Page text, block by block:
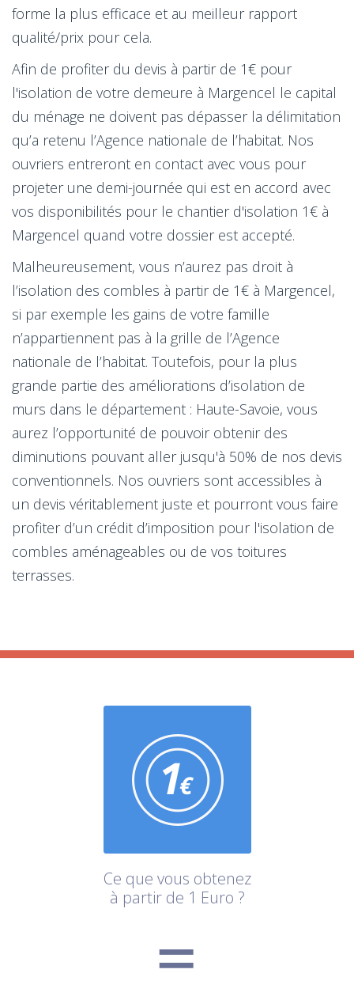
forme la plus efficace et au meilleur rapport
qualité/prix pour cela.
Afin de profiter du devis à partir de 1€ pour
l'isolation de votre demeure à Margencel le capital
du ménage ne doivent pas dépasser la délimitation
qu’a retenu l’Agence nationale de l’habitat. Nos
ouvriers entreront en contact avec vous pour
projeter une demi-journée qui est en accord avec
vos disponibilités pour le chantier d'isolation 1€ à
Margencel quand votre dossier est accepté.
Malheureusement, vous n’aurez pas droit à
l’isolation des combles à partir de 1€ à Margencel,
si par exemple les gains de votre famille
n’appartiennent pas à la grille de l’Agence
nationale de l’habitat. Toutefois, pour la plus
grande partie des améliorations d’isolation de
murs dans le département : Haute-Savoie, vous
aurez l’opportunité de pouvoir obtenir des
diminutions pouvant aller jusqu'à 50% de nos devis
conventionnels. Nos ouvriers sont accessibles à
un devis véritablement juste et pourront vous faire
profiter d’un crédit d’imposition pour l'isolation de
combles aménageables ou de vos toitures
terrasses.
Ce que vous obtenez
à partir de 1 Euro ?